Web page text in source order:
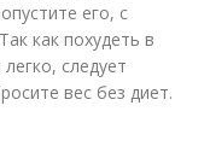
его, с
как похудеть в
следует
вес без диет.